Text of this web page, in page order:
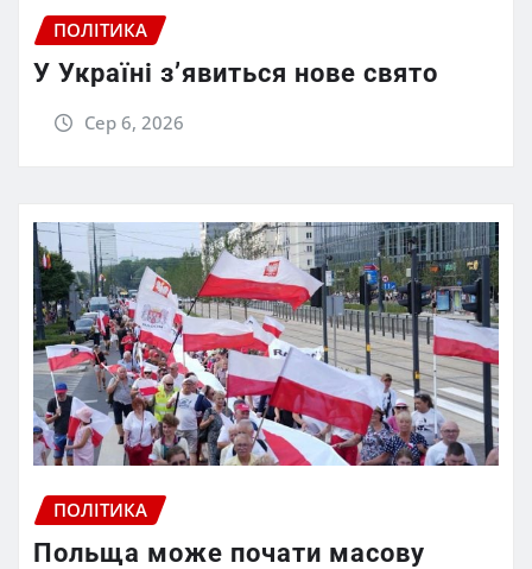
ПОЛІТИКА
У Україні з’явиться нове свято
Сер 6, 2026
ПОЛІТИКА
Польща може почати масову